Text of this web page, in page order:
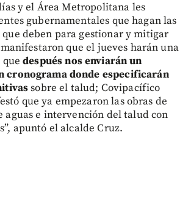
y el Área Metropolitana les
gubernamentales que hagan las
deben para gestionar y mitigar
que el jueves harán una
después nos enviarán un
cronograma donde especificarán
sobre el talud; Covipacífico
que ya empezaron las obras de
aguas e intervención del talud con
apuntó el alcalde Cruz.